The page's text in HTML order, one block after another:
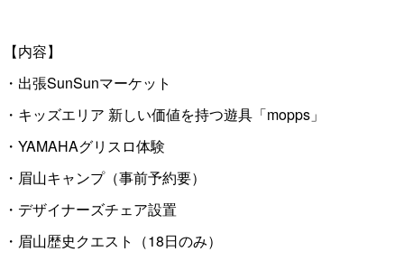
【内容】
・出張SunSunマーケット
・キッズエリア 新しい価値を持つ遊具「mopps」
・YAMAHAグリスロ体験
・眉山キャンプ（事前予約要）
・デザイナーズチェア設置
・眉山歴史クエスト（18日のみ）